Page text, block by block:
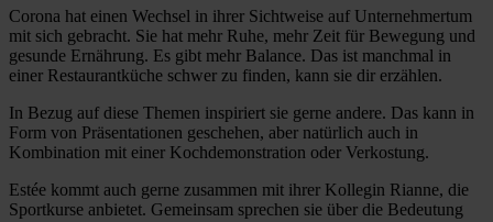
Corona hat einen Wechsel in ihrer Sichtweise auf Unternehmertum
mit sich gebracht. Sie hat mehr Ruhe, mehr Zeit für Bewegung und
gesunde Ernährung. Es gibt mehr Balance. Das ist manchmal in
einer Restaurantküche schwer zu finden, kann sie dir erzählen.
In Bezug auf diese Themen inspiriert sie gerne andere. Das kann in
Form von Präsentationen geschehen, aber natürlich auch in
Kombination mit einer Kochdemonstration oder Verkostung.
Estée kommt auch gerne zusammen mit ihrer Kollegin Rianne, die
Sportkurse anbietet. Gemeinsam sprechen sie über die Bedeutung